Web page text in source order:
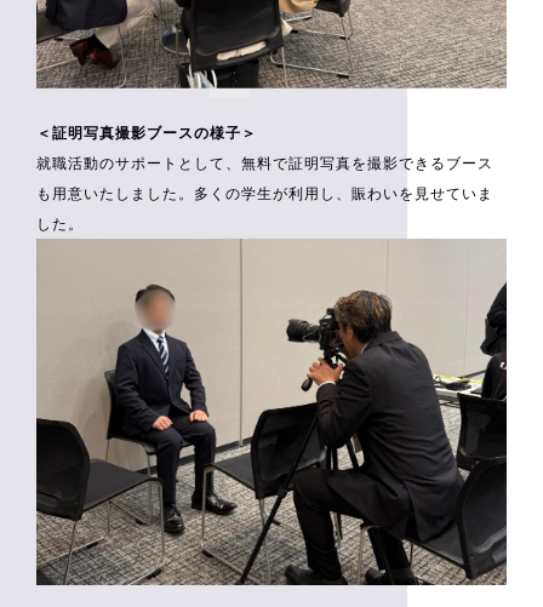
＜証明写真撮影ブースの様子＞
就職活動のサポートとして、無料で証明写真を撮影できるブース
も用意いたしました。多くの学生が利用し、賑わいを見せていま
した。